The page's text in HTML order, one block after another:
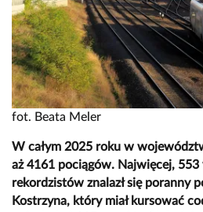
fot. Beata Meler
W całym 2025 roku w
aż 4161 pociągów. Najwięcej,
rekordzistów znalazł się poranny
Kostrzyna, który miał kursować